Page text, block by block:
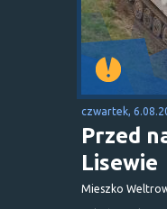
czwartek,
Przed
Lisewie
Mieszko